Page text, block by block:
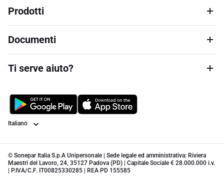
Prodotti
Documenti
Ti serve aiuto?
Lingua
© Sonepar Italia S.p.A Unipersonale | Sede legale ed amministrativa: Riviera
Maestri del Lavoro, 24, 35127 Padova (PD) | Capitale Sociale € 28.000.000 i.v.
| P.IVA/C.F. IT00825330285 | REA PD 155585